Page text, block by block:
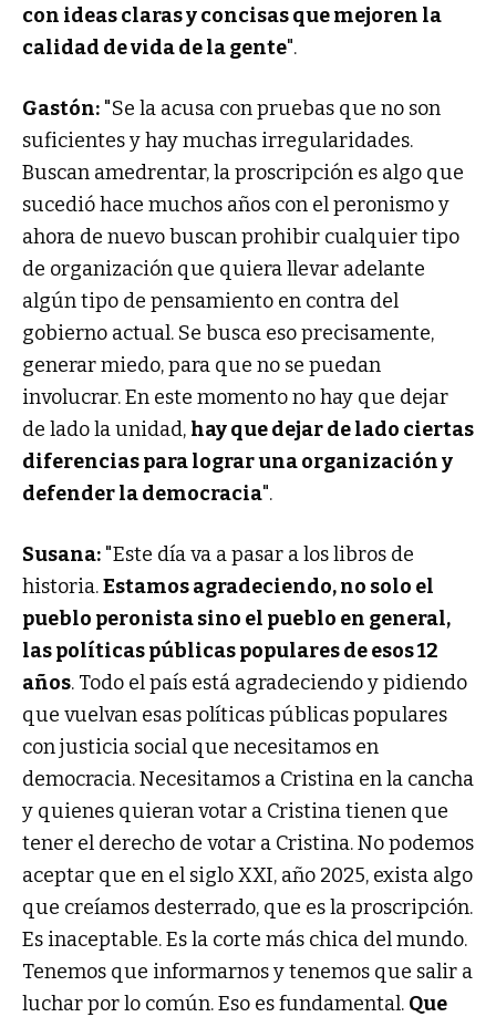
con ideas claras y concisas que mejoren la
calidad de vida de la gente".
Gastón: "Se la acusa con pruebas que no son
suficientes y hay muchas irregularidades.
Buscan amedrentar, la proscripción es algo que
sucedió hace muchos años con el peronismo y
ahora de nuevo buscan prohibir cualquier tipo
de organización que quiera llevar adelante
algún tipo de pensamiento en contra del
gobierno actual. Se busca eso precisamente,
generar miedo, para que no se puedan
involucrar. En este momento no hay que dejar
de lado la unidad, hay que dejar de lado ciertas
diferencias para lograr una organización y
defender la democracia".
Susana: "Este día va a pasar a los libros de
historia.Estamos agradeciendo, no solo el
pueblo peronista sino el pueblo en general,
las políticas públicas populares de esos 12
años. Todo el país está agradeciendo y pidiendo
que vuelvan esas políticas públicas populares
con justicia social que necesitamos en
democracia. Necesitamos a Cristina en la cancha
y quienes quieran votar a Cristina tienen que
tener el derecho de votar a Cristina. No podemos
aceptar que en el siglo XXI, año 2025, exista algo
que creíamos desterrado, que es la proscripción.
Es inaceptable. Es la corte más chica del mundo.
Tenemos que informarnos y tenemos que salir a
luchar por lo común. Eso es fundamental. Que